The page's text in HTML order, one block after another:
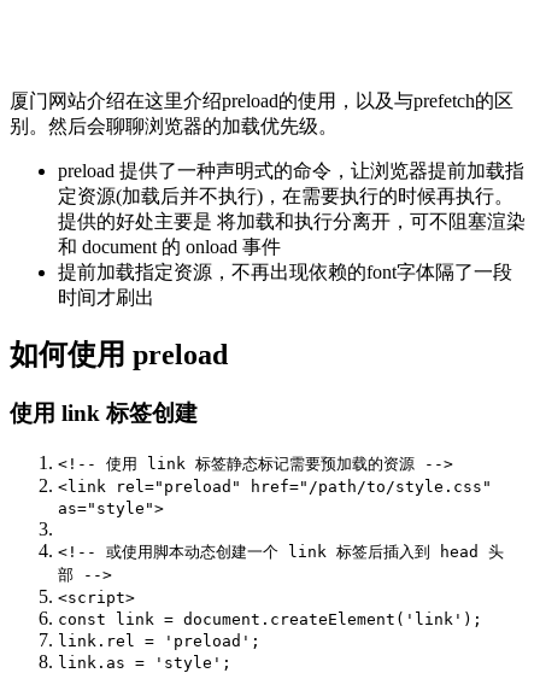
厦门网站介绍在这里介绍preload的使用，以及与prefetch的区
别。然后会聊聊浏览器的加载优先级。
preload 提供了一种声明式的命令，让浏览器提前加载指
定资源(加载后并不执行)，在需要执行的时候再执行。
提供的好处主要是 将加载和执行分离开，可不阻塞渲染
和 document 的 onload 事件
提前加载指定资源，不再出现依赖的font字体隔了一段
时间才刷出
如何使用 preload
使用 link 标签创建
<!-- 使用 link 标签静态标记需要预加载的资源 -->
<link
rel ="preload" href="/path/to/style.css"
as="style">
<!-- 或使用脚本动态创建一个 link 标签后插入到 head 头
部 -->
<script>
const link = document . createElement ( 'link' );
link . rel = 'preload' ;
link . as = 'style' ;